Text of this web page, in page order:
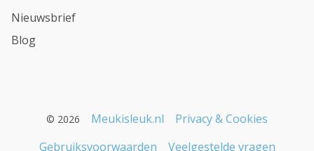
Nieuwsbrief
Blog
© 2026 Meukisleuk.nl
Privacy & Cookies
Gebruiksvoorwaarden
Veelgestelde vragen